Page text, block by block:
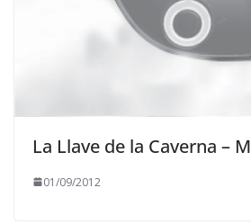
La Llave de la Caverna –
01/09/2012